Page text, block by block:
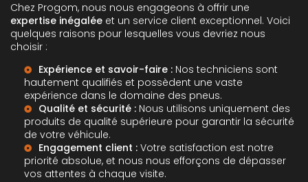
Chez Progom, nous nous engageons à offrir une
expertise inégalée et un service client exceptionnel. Voici
quelques raisons pour lesquelles vous devriez nous
choisir :
Expérience et savoir-faire : Nos techniciens sont
hautement qualifiés et possèdent une vaste
expérience dans le domaine des pneus.
Qualité et sécurité : Nous utilisons uniquement des
produits de qualité supérieure pour garantir la sécurité
de votre véhicule.
Engagement client : Votre satisfaction est notre
priorité absolue, et nous nous efforçons de dépasser
vos attentes à chaque visite.